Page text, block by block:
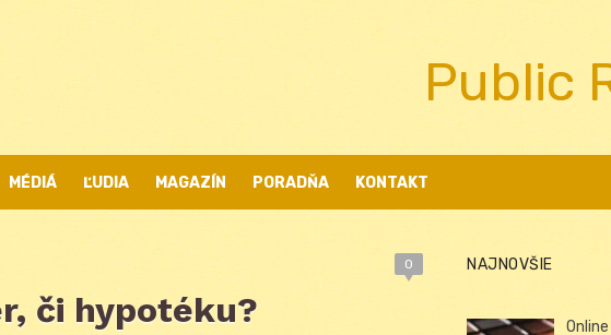
Public
MÉDIÁ ĽUDIA MAGAZÍN PORADŇA KONTAKT
0
či hypotéku?
NAJNOVŠIE